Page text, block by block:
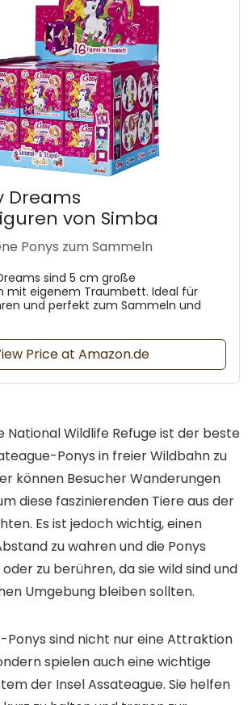
Dreams
von Simba
Ponys zum Sammeln
sind 5 cm große
mit eigenem Traumbett. Ideal für
und perfekt zum Sammeln und
Price at Amazon.de
National Wildlife Refuge ist der beste
Ponys in freier Wildbahn zu
können Besucher Wanderungen
diese faszinierenden Tiere aus der
Es ist jedoch wichtig, einen
zu wahren und die Ponys
zu berühren, da sie wild sind und
Umgebung bleiben sollten.
Ponys sind nicht nur eine Attraktion
spielen auch eine wichtige
der Insel Assateague. Sie helfen